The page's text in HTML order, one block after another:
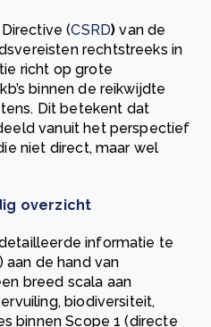
(CSRD) van de
rechtstreeks in
richt op grote
binnen de reikwijdte
Dit betekent dat
vanuit het perspectief
niet direct, maar wel
overzicht
informatie te
aan de hand van
breed scala aan
biodiversiteit,
binnen Scope 1 (directe